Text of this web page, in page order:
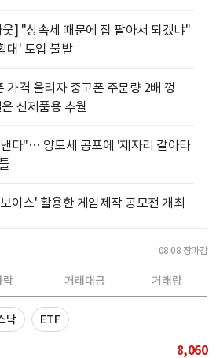
] "상속세 때문에 집 팔아서 되겠냐"
대' 도입 불발
가격 올리자 중고폰 주문량 2배 껑
신제품용 추월
다"… 양도세 공포에 '제자리 갈아타
이스' 활용한 게임제작 공모전 개최
08.08 장마감
락 거래대금 거래량
닥 ETF
8,060